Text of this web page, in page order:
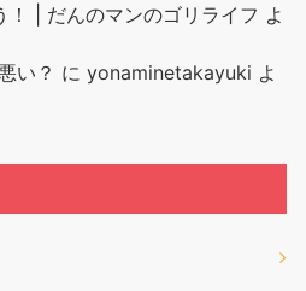
！ | だんのマンのゴリライフ よ
い？ に yonaminetakayuki よ